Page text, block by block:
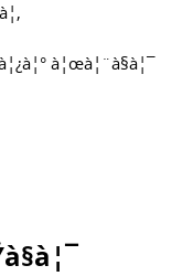
à¦œà¦¨à§à¦¯